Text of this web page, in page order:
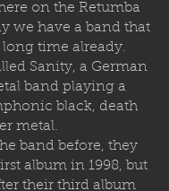
on the Retumba
we have a band that
time already.
Sanity, a German
band playing a
black, death
metal.
band before, they
album in 1998, but
their third album